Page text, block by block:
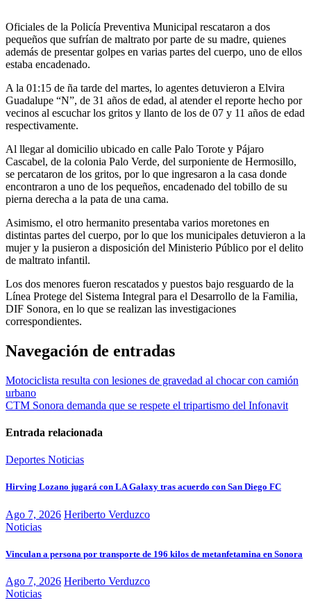
Oficiales de la Policía Preventiva Municipal rescataron a dos
pequeños que sufrían de maltrato por parte de su madre, quienes
además de presentar golpes en varias partes del cuerpo, uno de ellos
estaba encadenado.
A la 01:15 de ña tarde del martes, lo agentes detuvieron a Elvira
Guadalupe “N”, de 31 años de edad, al atender el reporte hecho por
vecinos al escuchar los gritos y llanto de los de 07 y 11 años de edad
respectivamente.
Al llegar al domicilio ubicado en calle Palo Torote y Pájaro
Cascabel, de la colonia Palo Verde, del surponiente de Hermosillo,
se percataron de los gritos, por lo que ingresaron a la casa donde
encontraron a uno de los pequeños, encadenado del tobillo de su
pierna derecha a la pata de una cama.
Asimismo, el otro hermanito presentaba varios moretones en
distintas partes del cuerpo, por lo que los municipales detuvieron a la
mujer y la pusieron a disposición del Ministerio Público por el delito
de maltrato infantil.
Los dos menores fueron rescatados y puestos bajo resguardo de la
Línea Protege del Sistema Integral para el Desarrollo de la Familia,
DIF Sonora, en lo que se realizan las investigaciones
correspondientes.
Navegación de entradas
Motociclista resulta con lesiones de gravedad al chocar con camión
urbano
CTM Sonora demanda que se respete el tripartismo del Infonavit
Entrada relacionada
Deportes Noticias
Hirving Lozano jugará con LA Galaxy tras acuerdo con San Diego FC
Ago 7, 2026 Heriberto Verduzco
Noticias
Vinculan a persona por transporte de 196 kilos de metanfetamina en Sonora
Ago 7, 2026 Heriberto Verduzco
Noticias